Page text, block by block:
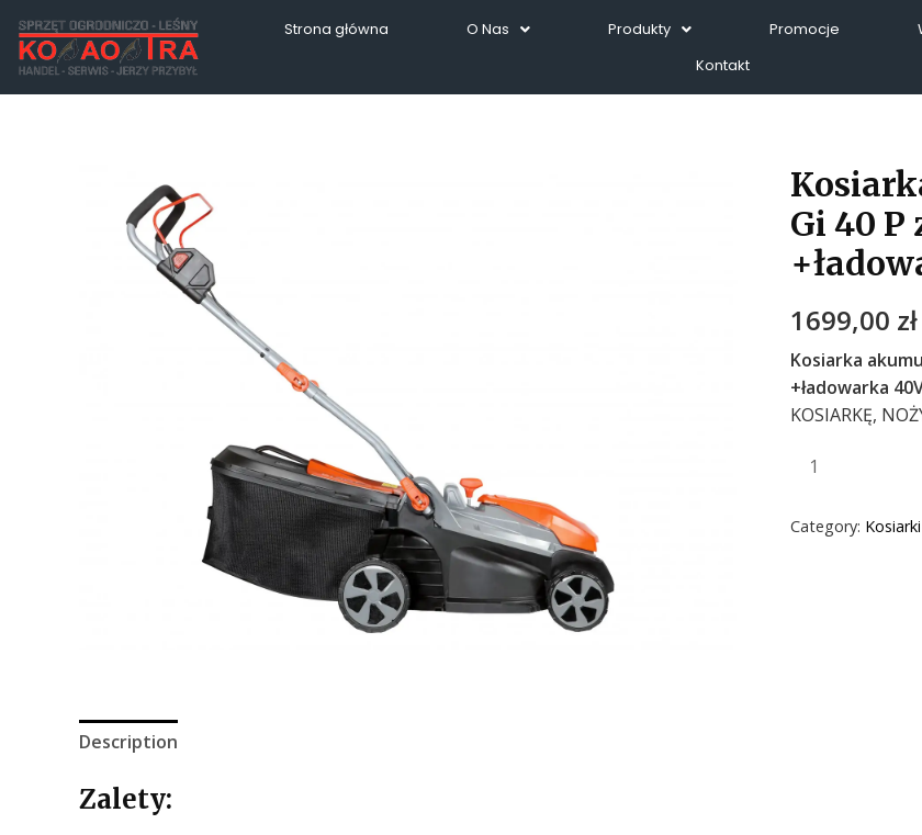
Strona główna O Nas Produkty Promocje
Kontakt
Gi 40
1699,00 zł
Kosiarka
+ładowarka
KOSIARKĘ,
Category:
Description
Zalety: